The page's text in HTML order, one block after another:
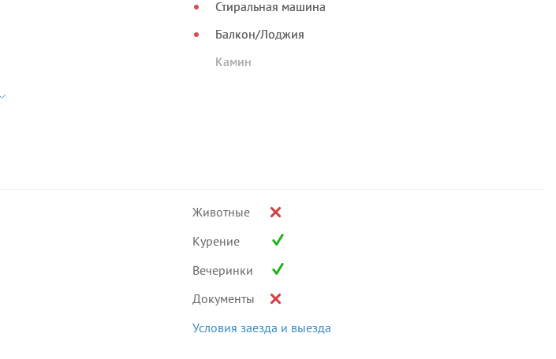
Стиральная машина
Балкон/Лоджия
Камин
Животные
Курение
Вечеринки
Документы
Условия заезда и выезда